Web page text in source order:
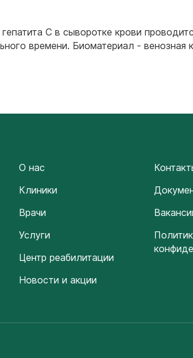
С в сыворотке крови
времени. Биоматериал - венозная
О нас
Клиники
Врачи
Услуги
Центр реабилитации
Новости и акции